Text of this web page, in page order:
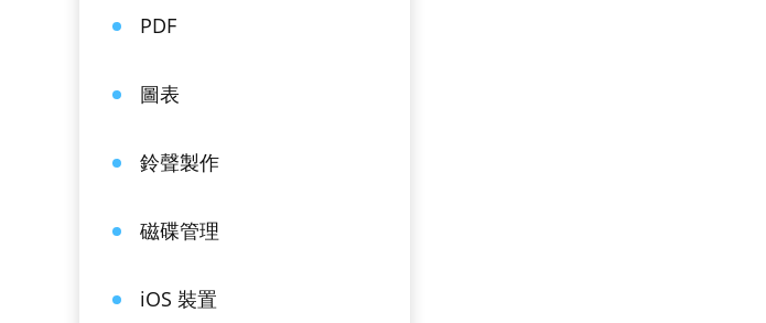
PDF
圖表
鈴聲製作
磁碟管理
iOS 裝置